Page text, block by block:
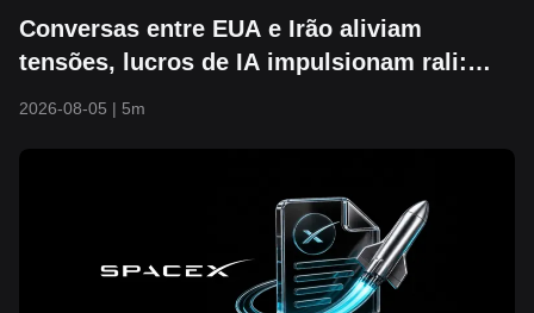
Conversas entre EUA e Irão aliviam
tensões, lucros de IA impulsionam rali:
2026-08-05 | 5m